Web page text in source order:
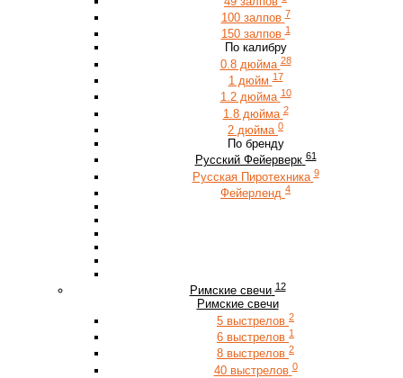
100 залпов 7
150 залпов 1
По калибру
0.8 дюйма 28
1 дюйм 17
1.2 дюйма 10
1.8 дюйма 2
2 дюйма 0
По бренду
Русский Фейерверк 61
Русская Пиротехника 9
Фейерленд 4
Римские свечи 12
Римские свечи
5 выстрелов 2
6 выстрелов 1
8 выстрелов 2
40 выстрелов 0